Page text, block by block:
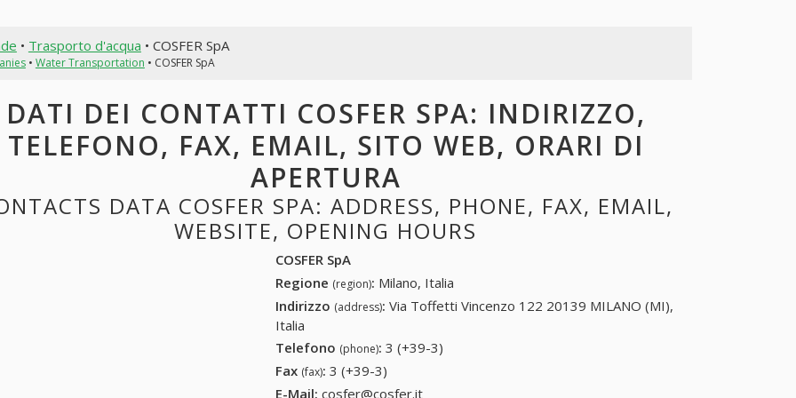
• Trasporto d'acqua • COSFER SpA
• Water Transportation • COSFER SpA
DATI DEI CONTATTI COSFER SPA: INDIRIZZO,
TELEFONO, FAX, EMAIL, SITO WEB, ORARI DI
APERTURA
DATA COSFER SPA: ADDRESS, PHONE, FAX, EMAIL,
WEBSITE, OPENING HOURS
COSFER SpA
Regione (region): Milano, Italia
Indirizzo (address): Via Toffetti Vincenzo 122 20139 MILANO (MI),
Italia
Telefono (phone): 3 (+39-3)
Fax (fax): 3 (+39-3)
E-Mail: cosfer@cosfer.it